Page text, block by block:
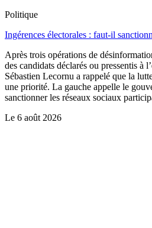
Politique
Ingérences électorales : faut-il
Après trois opérations de
des candidats déclarés ou pressentis à
Sébastien Lecornu a rappelé que la
une priorité. La gauche appelle le
sanctionner les réseaux sociaux
Le 6 août 2026